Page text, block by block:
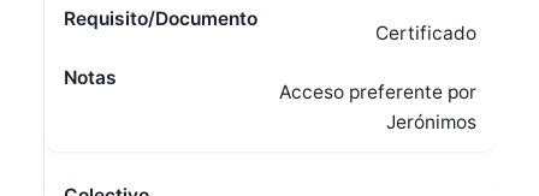
Certificado
Acceso preferente por
Jerónimos